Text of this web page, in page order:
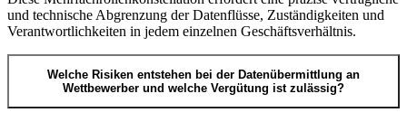
und technische Abgrenzung der Datenflüsse, Zuständigkeiten und
Verantwortlichkeiten in jedem einzelnen Geschäftsverhältnis.
Welche Risiken entstehen bei der Datenübermittlung an
Wettbewerber und welche Vergütung ist zulässig?